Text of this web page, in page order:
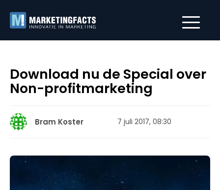
Download nu de Special over
Non-profitmarketing
Bram Koster 7 juli 2017, 08:30